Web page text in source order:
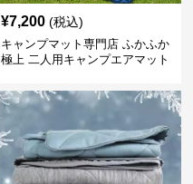
¥7,200 (税込)
キャンプマット専門店 ふかふか
極上 二人用キャンプエアマット